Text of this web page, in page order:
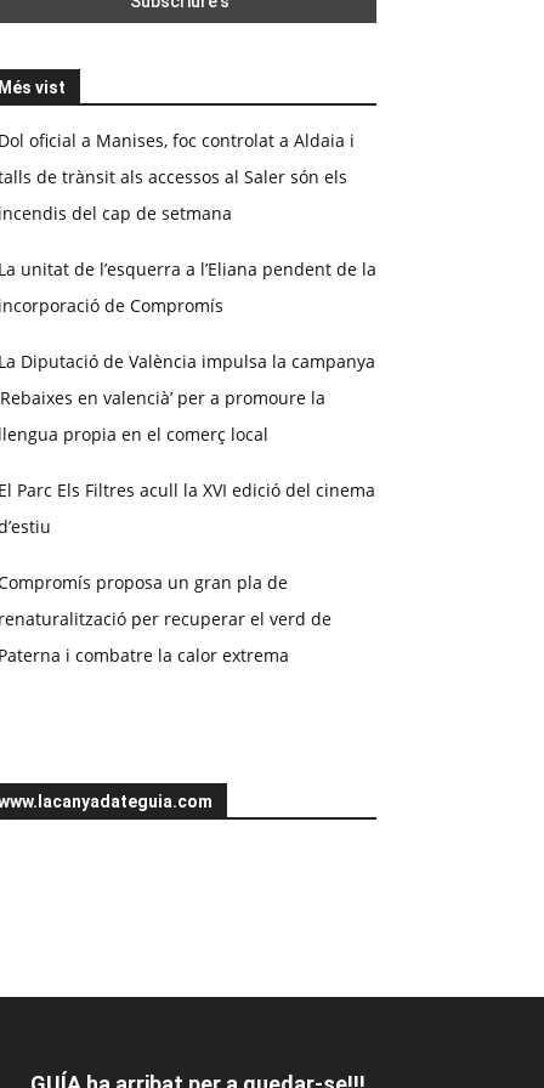
Més vist
Dol oficial a Manises, foc controlat a Aldaia i
de trànsit als accessos al Saler són els
incendis del cap de setmana
La unitat de l’esquerra a l’Eliana pendent de la
incorporació de Compromís
La Diputació de València impulsa la campanya
en valencià’ per a promoure la
llengua propia en el comerç local
El Parc Els Filtres acull la XVI edició del cinema
proposa un gran pla de
renaturalització per recuperar el verd de
Paterna i combatre la calor extrema